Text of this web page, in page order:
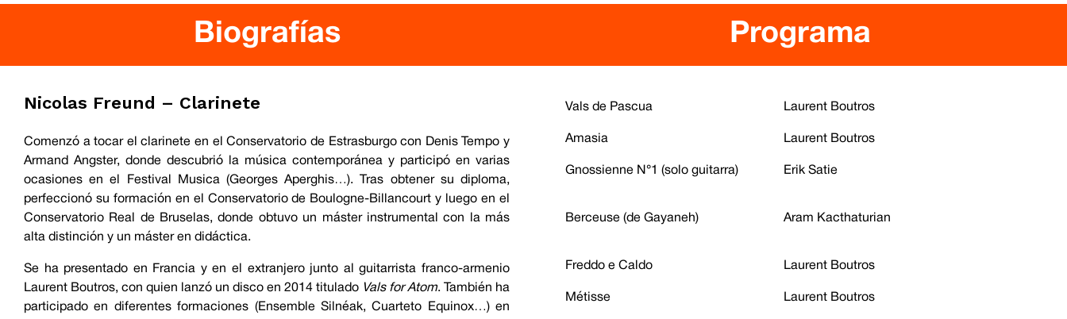
Biografías Programa
Nicolas Freund – Clarinete
Comenzó a tocar el clarinete en el Conservatorio de Estrasburgo con Denis Tempo y
Armand Angster, donde descubrió la música contemporánea y participó en varias
ocasiones en el Festival Musica (Georges Aperghis…). Tras obtener su diploma,
perfeccionó su formación en el Conservatorio de Boulogne-Billancourt y luego en el
Conservatorio Real de Bruselas, donde obtuvo un máster instrumental con la más
alta distinción y un máster en didáctica.
Se ha presentado en Francia y en el extranjero junto al guitarrista franco-armenio
Laurent Boutros, con quien lanzó un disco en 2014 titulado Vals for Atom. También ha
participado en diferentes formaciones (Ensemble Silnéak, Cuarteto Equinox…) en
Vals de Pascua
Amasia
Gnossienne N°1 (solo guitarra)
Laurent Boutros
Laurent Boutros
Erik Satie
Berceuse (de Gayaneh) Aram Kacthaturian
Freddo e Caldo
Métisse
Laurent Boutros
Laurent Boutros